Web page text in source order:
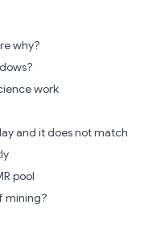
why?
work
and it does not match
pool
mining?